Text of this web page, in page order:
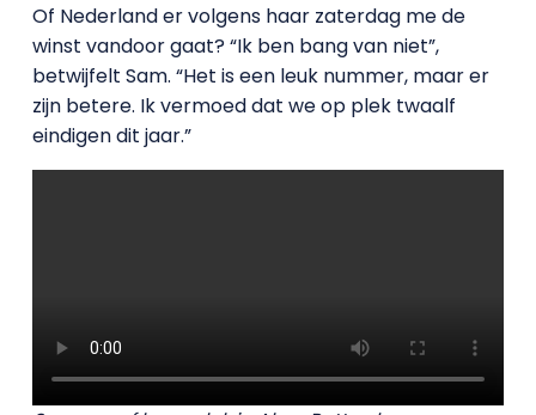
Of Nederland er volgens haar zaterdag me de
winst vandoor gaat? “Ik ben bang van niet”,
betwijfelt Sam. “Het is een leuk nummer, maar er
zijn betere. Ik vermoed dat we op plek twaalf
eindigen dit jaar.”